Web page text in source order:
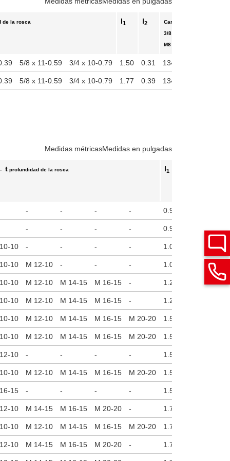
de la rosca l1 l2
Carga estática
3/8 x 16 - 5/8 x 11
M8 - M16
5/8 x 11-0.59 3/4 x 10-0.79 1.50 0.31 1349 lbf (6000 N)
5/8 x 11-0.59 3/4 x 10-0.79 1.77 0.39 1349 lbf (6000 N)
Medidas métricasMedidas en pulgadas
t profundidad de la rosca l1
- - - - 0.91
- - - - 0.91 899
10 - - - - 1.02 1012
10 M 12-10 - - - 1.02 1012
10 M 12-10 M 14-15 M 16-15 - 1.22 1012
10 M 12-10 M 14-15 M 16-15 - 1.22
10 M 12-10 M 14-15 M 16-15 M 20-20 1.50
10 M 12-10 M 14-15 M 16-15 M 20-20 1.50
10 - - - - 1.50
10 M 12-10 M 14-15 M 16-15 M 20-20 1.50
15 - - - - 1.50
10 M 14-15 M 16-15 M 20-20 - 1.77
10 M 12-10 M 14-15 M 16-15 M 20-20 1.77
10 M 14-15 M 16-15 M 20-20 - 1.77